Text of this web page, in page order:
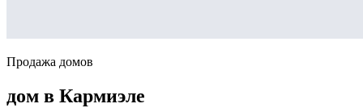
Продажа домов
дом в Кармиэле